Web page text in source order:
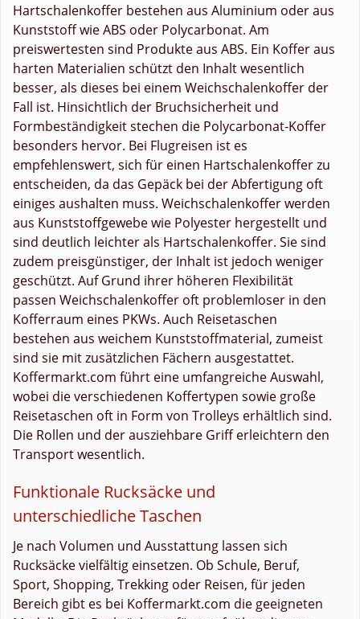
Hartschalenkoffer bestehen aus Aluminium oder aus
Kunststoff wie ABS oder Polycarbonat. Am
preiswertesten sind Produkte aus ABS. Ein Koffer aus
harten Materialien schützt den Inhalt wesentlich
besser, als dieses bei einem Weichschalenkoffer der
Fall ist. Hinsichtlich der Bruchsicherheit und
Formbeständigkeit stechen die Polycarbonat-Koffer
besonders hervor. Bei Flugreisen ist es
empfehlenswert, sich für einen Hartschalenkoffer zu
entscheiden, da das Gepäck bei der Abfertigung oft
einiges aushalten muss. Weichschalenkoffer werden
aus Kunststoffgewebe wie Polyester hergestellt und
sind deutlich leichter als Hartschalenkoffer. Sie sind
zudem preisgünstiger, der Inhalt ist jedoch weniger
geschützt. Auf Grund ihrer höheren Flexibilität
passen Weichschalenkoffer oft problemloser in den
Kofferraum eines PKWs. Auch Reisetaschen
bestehen aus weichem Kunststoffmaterial, zumeist
sind sie mit zusätzlichen Fächern ausgestattet.
Koffermarkt.com führt eine umfangreiche Auswahl,
wobei die verschiedenen Koffertypen sowie große
Reisetaschen oft in Form von Trolleys erhältlich sind.
Die Rollen und der ausziehbare Griff erleichtern den
Transport wesentlich.
Funktionale Rucksäcke und
unterschiedliche Taschen
Je nach Volumen und Ausstattung lassen sich
Rucksäcke vielfältig einsetzen. Ob Schule, Beruf,
Sport, Shopping, Trekking oder Reisen, für jeden
Bereich gibt es bei Koffermarkt.com die geeigneten